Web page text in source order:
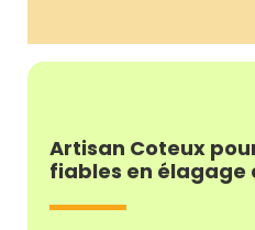
Artisan Coteux
fiables en élagage